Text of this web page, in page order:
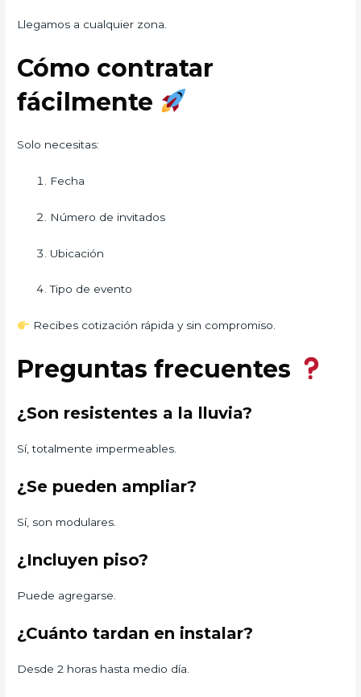
Llegamos a cualquier zona.
Cómo contratar
fácilmente
Solo necesitas:
Fecha
Número de invitados
Ubicación
Tipo de evento
Recibes cotización rápida y sin compromiso.
Preguntas frecuentes
¿Son resistentes a la lluvia?
Sí, totalmente impermeables.
¿Se pueden ampliar?
Sí, son modulares.
¿Incluyen piso?
Puede agregarse.
¿Cuánto tardan en instalar?
Desde 2 horas hasta medio día.